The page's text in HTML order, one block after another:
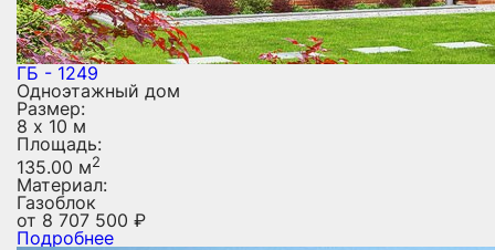
ГБ - 1249
Одноэтажный дом
Размер:
8 х 10 м
Площадь:
135.00 м2
Материал:
Газоблок
от 8 707 500 ₽
Подробнее